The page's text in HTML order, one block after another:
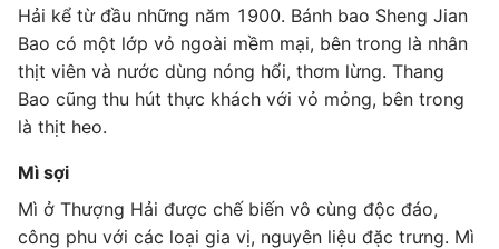
Hải kể từ đầu những năm 1900. Bánh bao Sheng Jian
Bao có một lớp vỏ ngoài mềm mại, bên trong là nhân
thịt viên và nước dùng nóng hổi, thơm lừng. Thang
Bao cũng thu hút thực khách với vỏ mỏng, bên trong
là thịt heo.
Mì sợi
Mì ở Thượng Hải được chế biến vô cùng độc đáo,
công phu với các loại gia vị, nguyên liệu đặc trưng. Mì